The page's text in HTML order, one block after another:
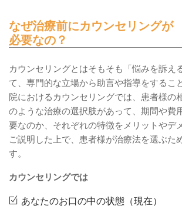
なぜ治療前にカウンセリングが
必要なの？
カウンセリングとはそもそも「悩みを訴え
て、専門的な立場から助言や指導をするこ
院におけるカウンセリングでは、患者様の
のような治療の選択肢があって、期間や費
要なのか、それぞれの特徴をメリットやデ
ご説明した上で、患者様が治療法を選ぶた
す。
カウンセリングでは
あなたのお口の中の状態（現在）